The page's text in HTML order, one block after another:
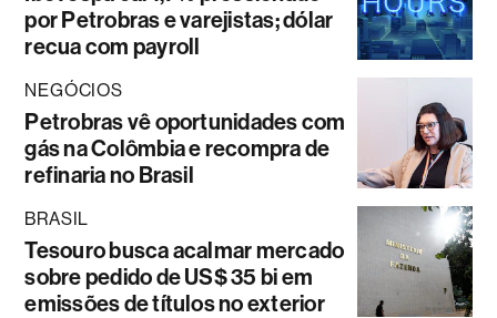
por Petrobras e varejistas; dólar
recua com payroll
NEGÓCIOS
Petrobras vê oportunidades com
gás na Colômbia e recompra de
refinaria no Brasil
BRASIL
Tesouro busca acalmar mercado
sobre pedido de US$ 35 bi em
emissões de títulos no exterior